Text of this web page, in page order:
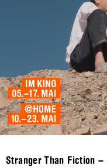
Stranger Than Fiction